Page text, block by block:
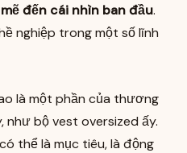
đến cái nhìn ban đầu.
nghiệp trong một số lĩnh
là một phần của thương
như bộ vest oversized ấy.
thể là mục tiêu, là động